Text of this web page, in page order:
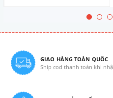
GIAO HÀNG TOÀN QUỐC
Ship cod thanh toán khi